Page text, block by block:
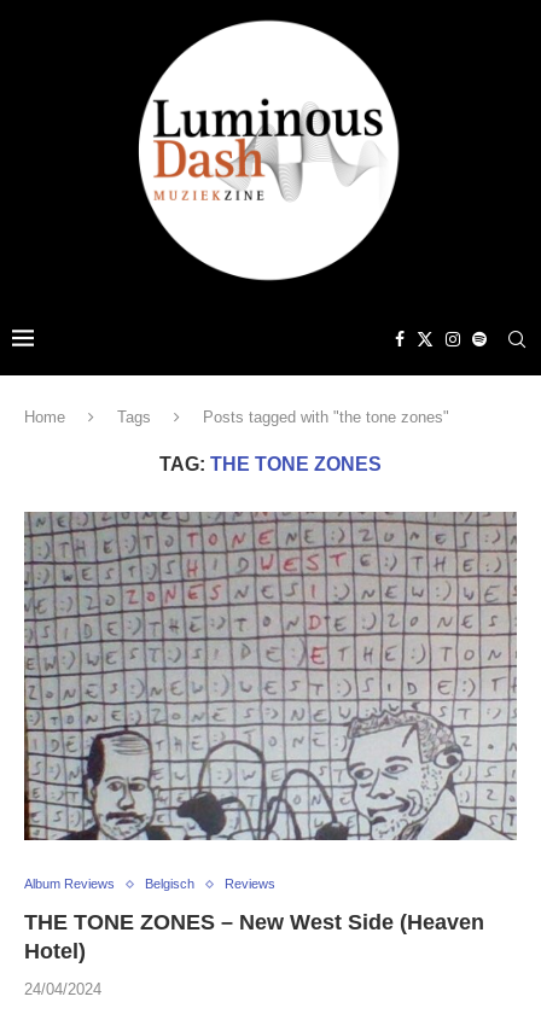
Home Tags Posts tagged with "the tone zones"
TAG: THE TONE ZONES
Album Reviews Belgisch Reviews
THE TONE ZONES – New West Side (Heaven
Hotel)
24/04/2024